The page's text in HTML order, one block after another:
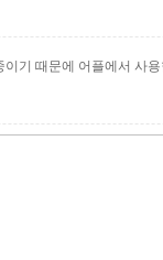
이기 때문에 어플에서 사